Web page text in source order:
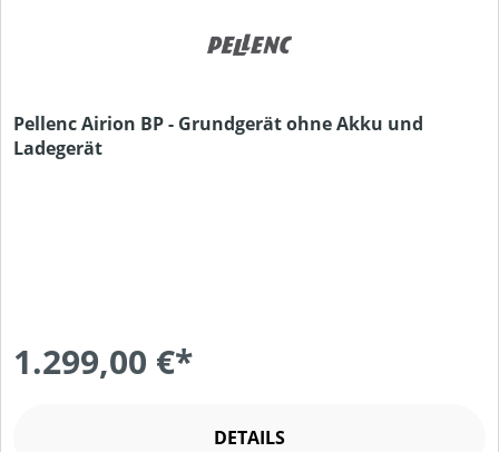
Pellenc Airion BP - Grundgerät ohne Akku und
Ladegerät
1.299,00 €*
DETAILS